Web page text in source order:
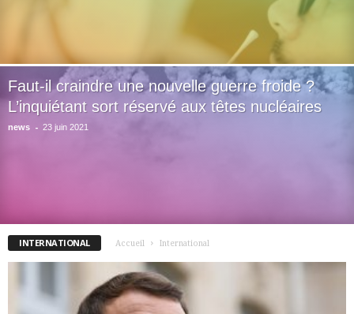
Faut-il craindre une nouvelle guerre froide ?
L’inquiétant sort réservé aux têtes nucléaires
news - 23 juin 2021
INTERNATIONAL Accueil International